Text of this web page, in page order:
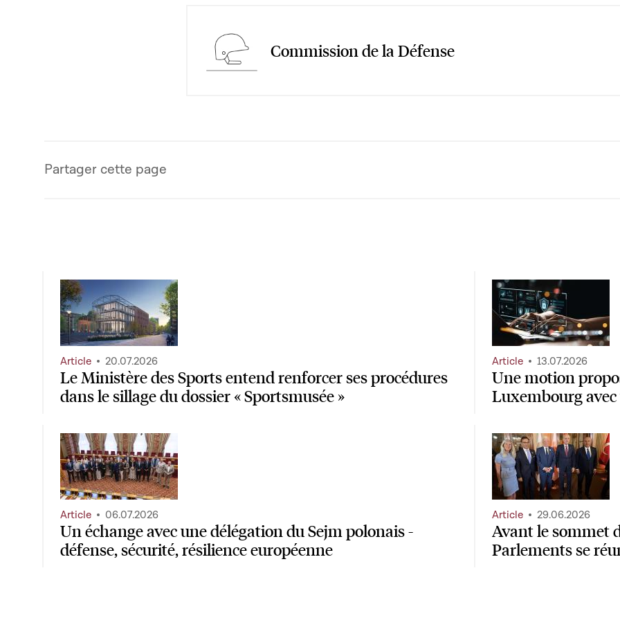
Commission de la Défense
Partager cette page
Le Ministère des Sports entend renforcer ses procédures
dans le sillage du dossier « Sportsmusée »
Article 20.07.2026
Une motion
Luxembourg
Article 13.07.2026
Un échange avec une délégation du Sejm polonais -
défense, sécurité, résilience européenne
Article 06.07.2026
Avant le sommet
Parlements se
Article 29.06.2026